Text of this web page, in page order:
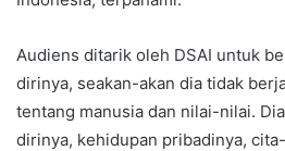
Audiens ditarik oleh DSAI untuk
dirinya, seakan-akan dia tidak
tentang manusia dan nilai-nilai.
dirinya, kehidupan pribadinya,